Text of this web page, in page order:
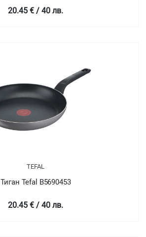
20.45 € / 40 лв.
TEFAL
Тиган Tefal B5690453
20.45 € / 40 лв.